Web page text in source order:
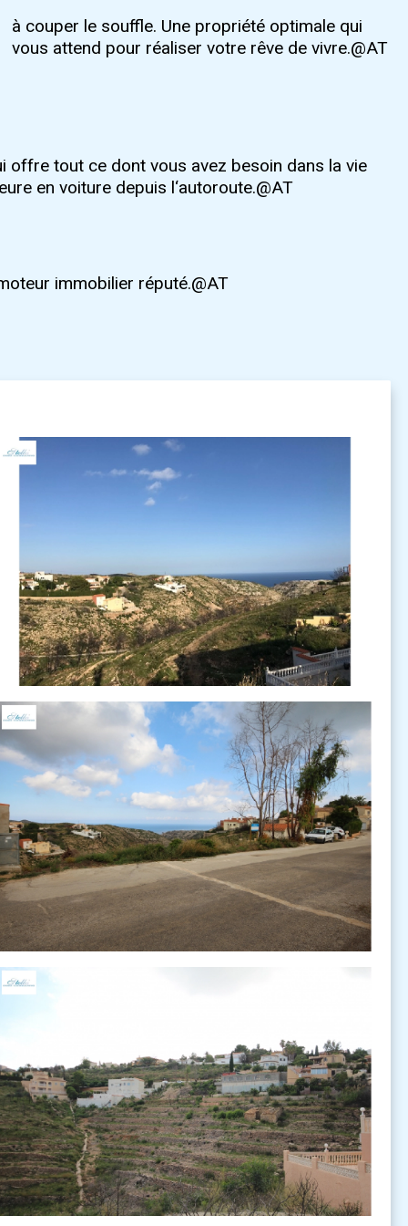
vous attend pour réaliser votre rêve de vivre.@AT
offre tout ce dont vous avez besoin dans la vie
en voiture depuis l‘autoroute.@AT
immobilier réputé.@AT